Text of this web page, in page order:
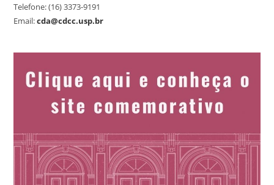
Telefone: (16) 3373-9191
Email:cda@cdcc.usp.br